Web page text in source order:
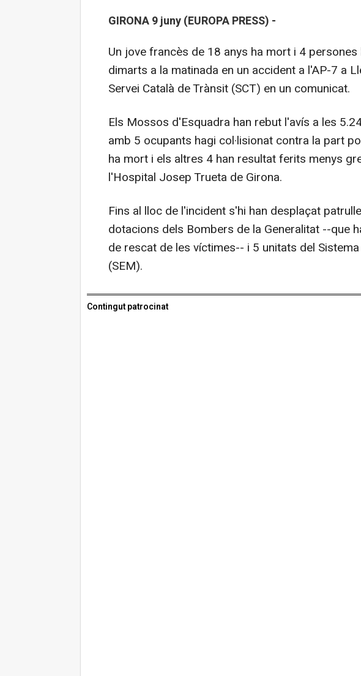
GIRONA 9 juny (EUROPA PRESS) -
Un jove francès de 18 anys ha mort i 4
dimarts a la matinada en un accident a l'AP-7 a
Servei Català de Trànsit (SCT) en un comunicat.
Els Mossos d'Esquadra han rebut l'avís a les
amb 5 ocupants hagi col·lisionat contra la part
ha mort i els altres 4 han resultat ferits menys
l'Hospital Josep Trueta de Girona.
Fins al lloc de l'incident s'hi han desplaçat
dotacions dels Bombers de la Generalitat --que
de rescat de les víctimes-- i 5 unitats del
(SEM).
Contingut patrocinat